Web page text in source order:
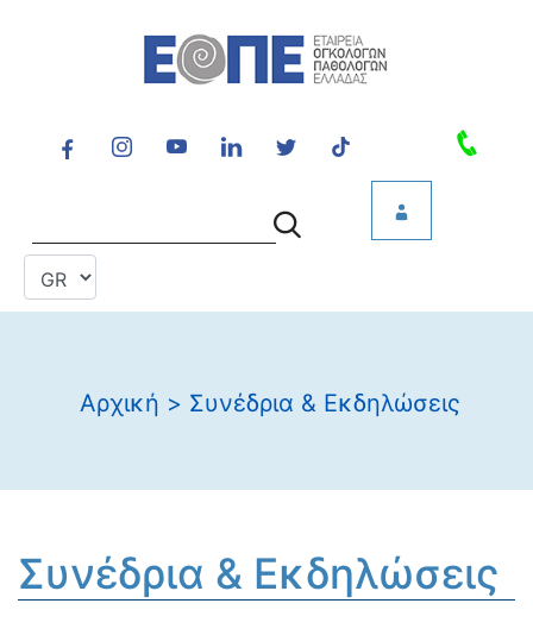
Αρχική > Συνέδρια & Εκδηλώσεις
Συνέδρια & Εκδηλώσεις